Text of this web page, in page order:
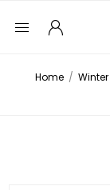
Home / Winter